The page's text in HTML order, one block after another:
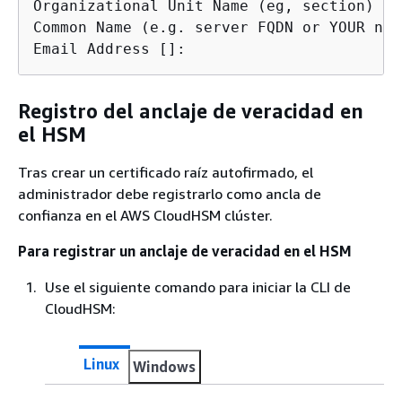
Organizational Unit Name (eg, section)
Common Name (e.g. server FQDN or YOUR
Email Address []:
Registro del anclaje de veracidad en
el HSM
Tras crear un certificado raíz autofirmado, el
administrador debe registrarlo como ancla de
confianza en el AWS CloudHSM clúster.
Para registrar un anclaje de veracidad en el HSM
Use el siguiente comando para iniciar la CLI de
CloudHSM:
Linux Windows